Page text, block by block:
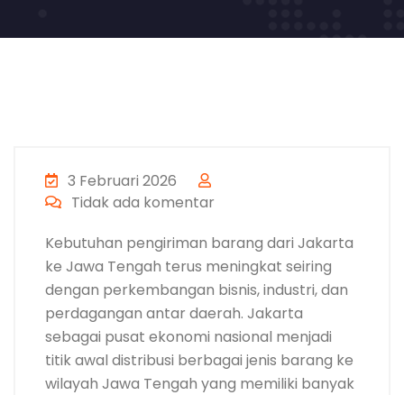
3 Februari 2026
Tidak ada komentar
Kebutuhan pengiriman barang dari Jakarta
ke Jawa Tengah terus meningkat seiring
dengan perkembangan bisnis, industri, dan
perdagangan antar daerah. Jakarta
sebagai pusat ekonomi nasional menjadi
titik awal distribusi berbagai jenis barang ke
wilayah Jawa Tengah yang memiliki banyak